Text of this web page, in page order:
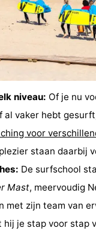
niveau: Of je nu
al vaker hebt
voor
staan daarbij
De surfschool
Mast, meervoudig
met zijn team van
hij je stap voor stap